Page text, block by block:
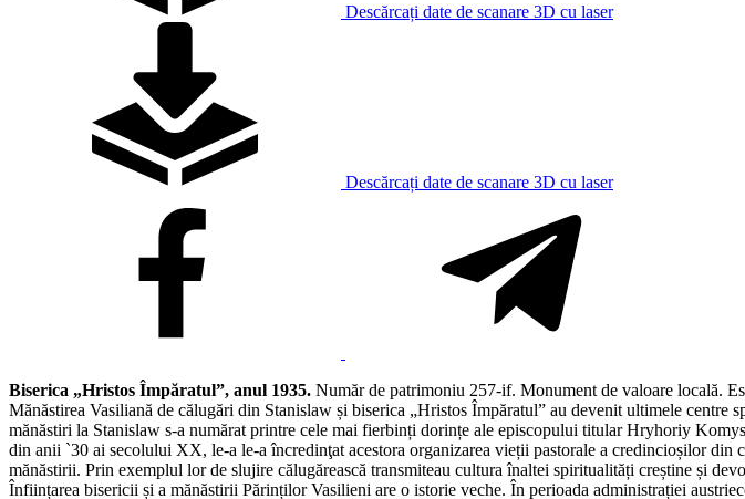
Descărcați date de scanare 3D cu laser
Descărcați date de scanare 3D cu laser
Biserica „Hristos Împăratul”, anul 1935. Număr de patrimoniu 257-if. Monument de valoare locală.
Mănăstirea Vasiliană de călugări din Stanislaw și biserica „Hristos Împăratul” au devenit ultimele
mănăstiri la Stanislaw s-a numărat printre cele mai fierbinți dorințe ale episcopului titular Hryhoriy
din anii `30 ai secolului XX, le-a le-a încredinţat acestora organizarea vieții pastorale a credincioșilor
mănăstirii. Prin exemplul lor de slujire călugărească transmiteau cultura înaltei spiritualități creștine și
Înființarea bisericii și a mănăstirii Părinților Vasilieni are o istorie veche. În perioada administrației